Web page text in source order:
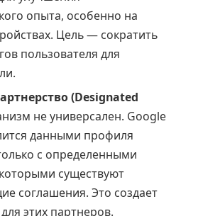
опыта, особенно на
Цель — сократить
пользователя для
(Designated
не универсален. Google
данными профиля
с определенными
существуют
соглашения. Это создает
этих партнеров.